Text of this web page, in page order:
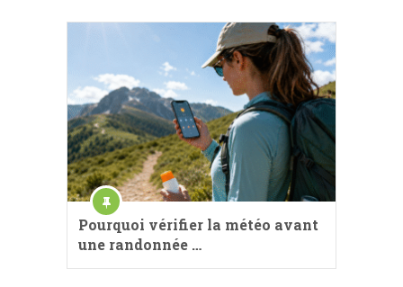
Pourquoi vérifier la météo avant
une randonnée …